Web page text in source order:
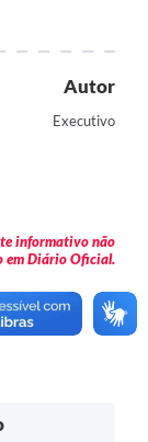
Autor
Executivo
informativo não
em Diário Oficial.